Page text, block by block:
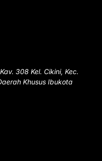
308 Kel. Cikini, Kec.
Khusus Ibukota